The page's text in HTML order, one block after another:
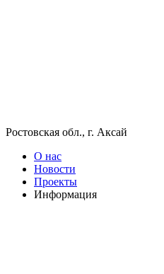
Ростовская обл., г. Аксай
О нас
Новости
Проекты
Информация